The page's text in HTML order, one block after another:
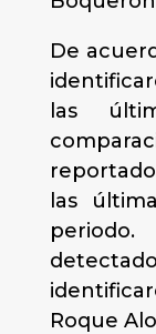
De
las
las
Roque